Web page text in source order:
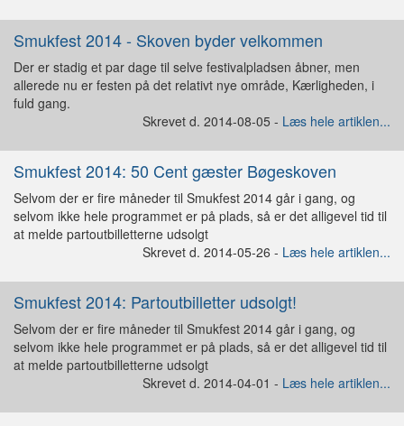
Smukfest 2014 - Skoven byder velkommen
Der er stadig et par dage til selve festivalpladsen åbner, men
allerede nu er festen på det relativt nye område, Kærligheden, i
fuld gang.
Skrevet d. 2014-08-05 - Læs hele artiklen...
Smukfest 2014: 50 Cent gæster Bøgeskoven
Selvom der er fire måneder til Smukfest 2014 går i gang, og
selvom ikke hele programmet er på plads, så er det alligevel tid til
at melde partoutbilletterne udsolgt
Skrevet d. 2014-05-26 - Læs hele artiklen...
Smukfest 2014: Partoutbilletter udsolgt!
Selvom der er fire måneder til Smukfest 2014 går i gang, og
selvom ikke hele programmet er på plads, så er det alligevel tid til
at melde partoutbilletterne udsolgt
Skrevet d. 2014-04-01 - Læs hele artiklen...